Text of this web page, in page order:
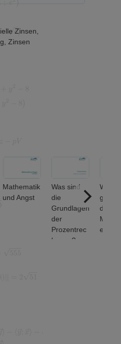
Zinsen
Zinsen
Angst
Was sind
die
Grundlagen
Prozentrec
hnung?
Welche
grundlegen
den
Mengenop
erationen